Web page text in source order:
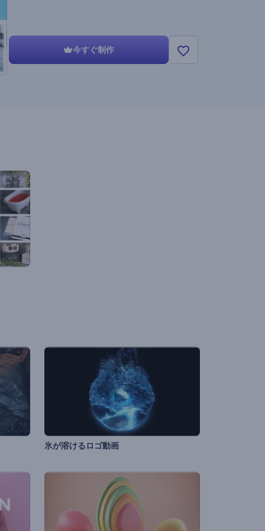
今すぐ制作
氷が溶けるロゴ動画